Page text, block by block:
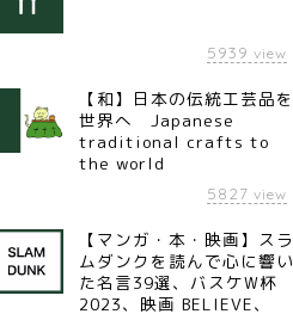
5939 view
【和】日本の伝統工芸品を
世界へ Japanese
traditional crafts to
the world
5827 view
【マンガ・本・映画】スラ
ムダンクを読んで心に響い
た名言39選、バスケW杯
2023、映画 BELIEVE、